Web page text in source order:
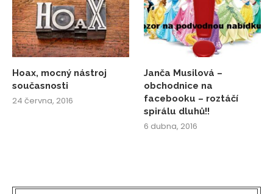
Hoax, mocný nástroj
současnosti
24 června, 2016
Janča Musilová –
obchodnice na
facebooku – roztáčí
spirálu dluhů!!
6 dubna, 2016